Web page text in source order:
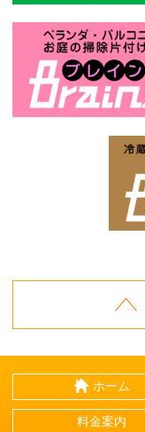
ホーム
料金案内